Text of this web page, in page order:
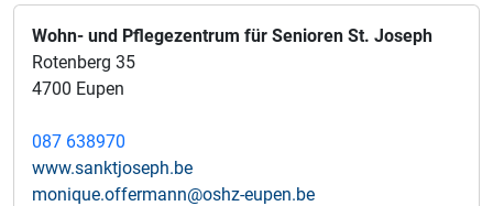
Wohn- und Pflegezentrum für Senioren St. Joseph
Rotenberg 35
4700 Eupen
087 638970
www.sanktjoseph.be
monique.offermann@oshz-eupen.be